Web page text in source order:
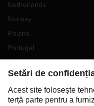
Netherlands
Norway
Poland
Portugal
Romania
Slovakia
Spain